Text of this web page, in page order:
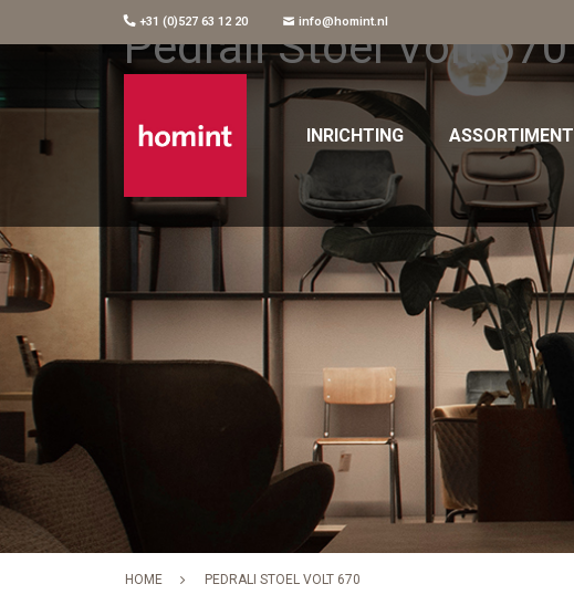
+31 (0)527 63 12 20 info@homint.nl
INRICHTING ASSORTIMENT
Pedrali Stoel Volt 670
HOME PEDRALI STOEL VOLT 670